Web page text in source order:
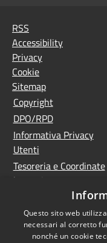
RSS
Accessibility
Privacy
Cookie
Sitemap
Copyright
DPO/RPD
Informativa Privacy
Utenti
Tesoreria e Coordinate
bancarie
Controlla la tua posta
PNRR (Piano Nazionale
di Ripresa e Resilienza)
Questo sito web
necessari al corretto
nonché un cookie